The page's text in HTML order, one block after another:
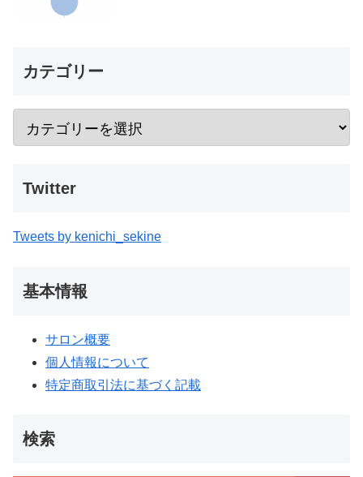
カテゴリー
Twitter
Tweets by kenichi_sekine
基本情報
サロン概要
個人情報について
特定商取引法に基づく記載
検索